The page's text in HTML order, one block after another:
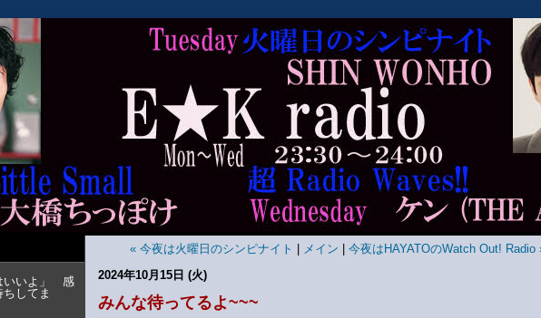
いいよ」 感
してま
« 今夜は火曜日のシンピナイト メイン
今夜はHAYATOのWatch Out! Radio
2024年10月15日 (火)
みんな待ってるよ~~~